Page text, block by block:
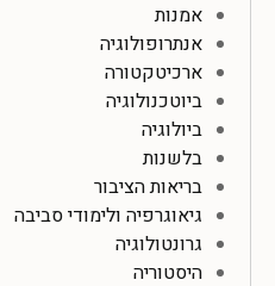
אמנות
אנתרופולוגיה
ארכיטקטורה
ביוטכנולוגיה
ביולוגיה
בלשנות
בריאות הציבור
גיאוגרפיה ולימודי סביבה
גרונטולוגיה
היסטוריה